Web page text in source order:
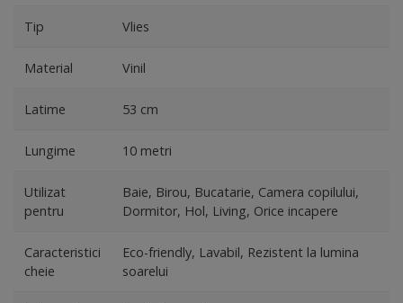
Tip Vlies
Material Vinil
Latime 53 cm
Lungime 10 metri
Utilizat
pentru
Baie, Birou, Bucatarie, Camera copilului,
Dormitor, Hol, Living, Orice incapere
Caracteristici
cheie
Eco-friendly, Lavabil, Rezistent la lumina
soarelui